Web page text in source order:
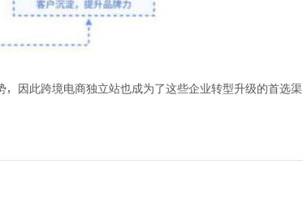
，因此跨境电商独立站也成为了这些企业转型升级的首选渠